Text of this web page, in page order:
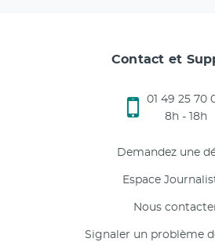
Contact et
01 49 25 70
8h - 18h
Demandez une
Espace
Nous
Signaler un problème